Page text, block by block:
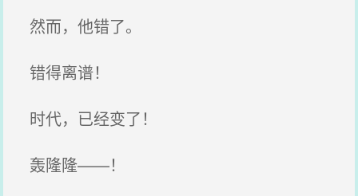
然而，他错了。
错得离谱！
时代，已经变了！
轰隆隆——！